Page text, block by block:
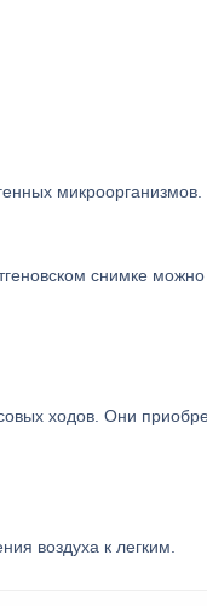
микроорганизмов.
снимке
ходов. Они
воздуха к легким.